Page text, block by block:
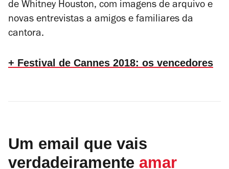
de Whitney Houston, com imagens de arquivo e
novas entrevistas a amigos e familiares da
cantora.
+ Festival de Cannes 2018: os vencedores
Um email que vais
verdadeiramente amar